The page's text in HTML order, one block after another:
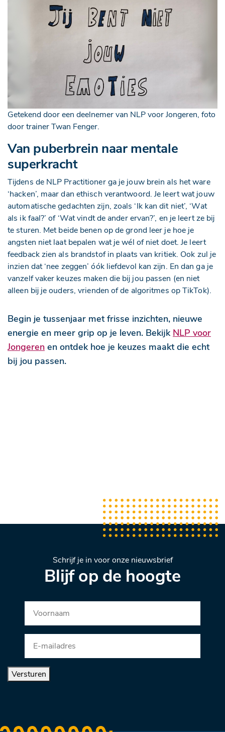
Getekend door een deelnemer van NLP voor Jongeren, foto
door trainer Twan Fenger.
Van puberbrein naar mentale
superkracht
Tijdens de NLP Practitioner ga je jouw brein als het ware
‘hacken’, maar dan ethisch verantwoord. Je leert wat jouw
automatische gedachten zijn, zoals ‘Ik kan dit niet’, ‘Wat
als ik faal?’ of ‘Wat vindt de ander ervan?’, en je leert ze bij
te sturen. Met beide benen op de grond leer je hoe je
angsten niet laat bepalen wat je wél of niet doet. Je leert
feedback zien als brandstof in plaats van kritiek. Ook zul je
inzien dat ‘nee zeggen’ óók liefdevol kan zijn. En dan ga je
vanzelf vaker keuzes maken die bij jou passen (en niet
alleen bij je ouders, vrienden of de algoritmes op TikTok).
Begin je tussenjaar met frisse inzichten, nieuwe
energie en meer grip op je leven. Bekijk NLP voor
Jongeren en ontdek hoe je keuzes maakt die echt
bij jou passen.
Schrijf je in voor onze nieuwsbrief
Blijf op de hoogte
Versturen